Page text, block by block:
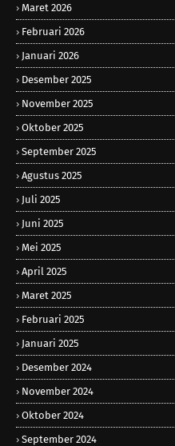
Maret 2026
Februari 2026
Januari 2026
Desember 2025
November 2025
Oktober 2025
September 2025
Agustus 2025
Juli 2025
Juni 2025
Mei 2025
April 2025
Maret 2025
Februari 2025
Januari 2025
Desember 2024
November 2024
Oktober 2024
September 2024